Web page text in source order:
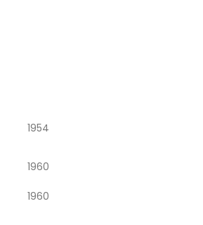
1954
1960
1960